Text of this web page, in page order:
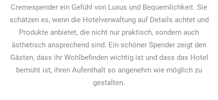
Cremespender ein Gefühl von Luxus und Bequemlichkeit. Sie
schätzen es, wenn die Hotelverwaltung auf Details achtet und
Produkte anbietet, die nicht nur praktisch, sondern auch
ästhetisch ansprechend sind. Ein schöner Spender zeigt den
Gästen, dass ihr Wohlbefinden wichtig ist und dass das Hotel
bemüht ist, ihren Aufenthalt so angenehm wie möglich zu
gestalten.